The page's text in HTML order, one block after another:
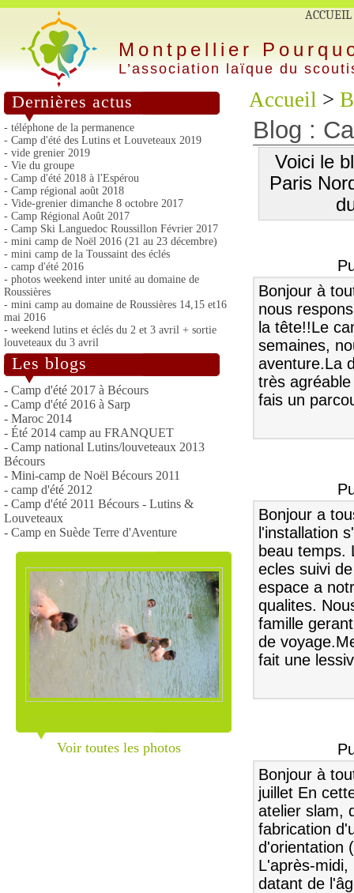
ACCUEIL
Montpellier
L’association laïque du
Dernières actus
- téléphone de la permanence
- Camp d'été des Lutins et Louveteaux 2019
- vide grenier 2019
- Vie du groupe
- Camp d'été 2018 à l'Espérou
- Camp régional août 2018
- Vide-grenier dimanche 8 octobre 2017
- Camp Régional Août 2017
- Camp Ski Languedoc Roussillon Février 2017
- mini camp de Noël 2016 (21 au 23 décembre)
- mini camp de la Toussaint des éclés
- camp d'été 2016
- photos weekend inter unité au domaine de
Roussières
- mini camp au domaine de Roussières 14,15 et16
mai 2016
- weekend lutins et éclés du 2 et 3 avril + sortie
louveteaux du 3 avril
Les blogs
- Camp d'été 2017 à Bécours
- Camp d'été 2016 à Sarp
- Maroc 2014
- Été 2014 camp au FRANQUET
- Camp national Lutins/louveteaux 2013
Bécours
- Mini-camp de Noël Bécours 2011
- camp d'été 2012
- Camp d'été 2011 Bécours - Lutins &
Louveteaux
- Camp en Suède Terre d'Aventure
Voir toutes les photos
Accueil >
Blog :
Voici le
Paris
Bonjour à
nous
la tête!!Le
semaines,
aventure.La
très
fais un
Bonjour a
l'installation
beau temps.
ecles suivi
espace a
qualites.
famille
de
fait une
Bonjour à
juillet En
atelier slam,
fabrication
d'orientation
L'après-
datant de